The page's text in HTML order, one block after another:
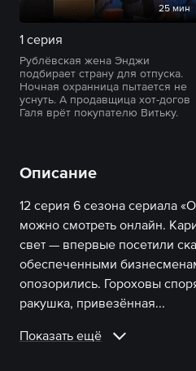
25 мин
1 серия
Рублёвская жена Энджи
подбирает страну для отпуска.
Ночная охранница пытается не
уснуть. А продавщица хот-догов
Галя врёт покупателю Витьку.
Описание
12 серия 6 сезона сериала
можно смотреть онлайн.
свет — впервые посетили
обеспеченными
опозорились. Гороховы
ракушка, привезённая...
Показать ещё